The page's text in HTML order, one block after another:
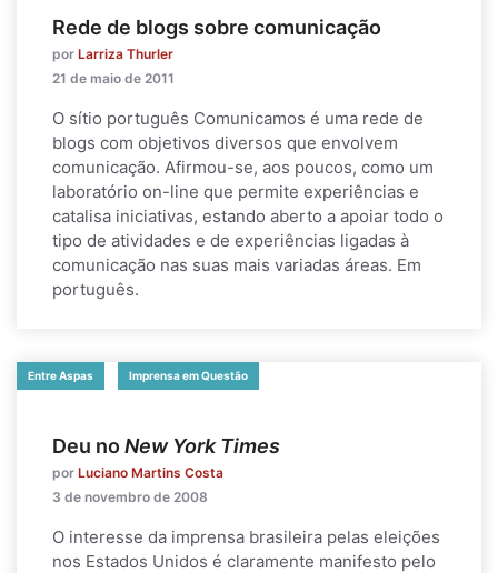
Rede de blogs sobre comunicação
por Larriza Thurler
21 de maio de 2011
O sítio português Comunicamos é uma rede de
blogs com objetivos diversos que envolvem
comunicação. Afirmou-se, aos poucos, como um
laboratório on-line que permite experiências e
catalisa iniciativas, estando aberto a apoiar todo o
tipo de atividades e de experiências ligadas à
comunicação nas suas mais variadas áreas. Em
português.
Entre Aspas Imprensa em Questão
Deu noNew York Times
por Luciano Martins Costa
3 de novembro de 2008
O interesse da imprensa brasileira pelas eleições
nos Estados Unidos é claramente manifesto pelo